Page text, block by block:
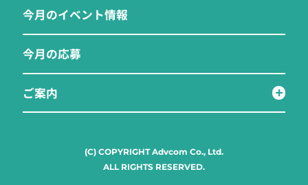
今月のイベント情報
今月の応募
ご案内
(C) COPYRIGHT Advcom Co., Ltd.
ALL RIGHTS RESERVED.